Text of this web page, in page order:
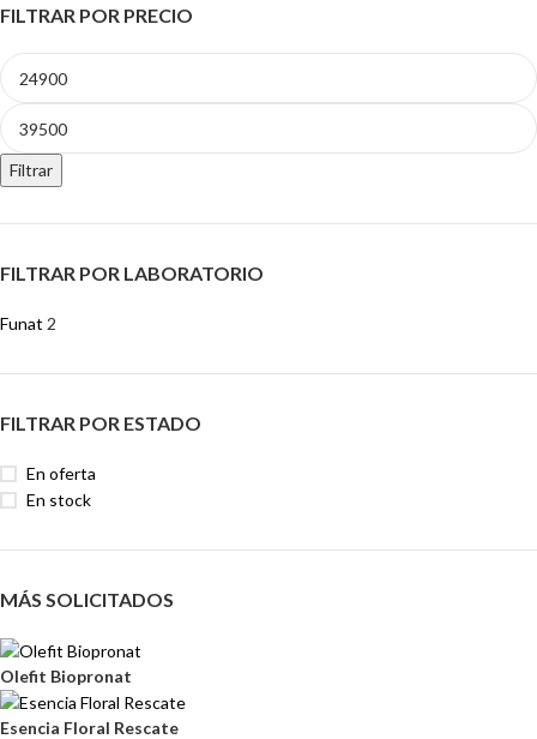
FILTRAR POR PRECIO
Filtrar
FILTRAR POR LABORATORIO
Funat 2
FILTRAR POR ESTADO
En oferta
En stock
MÁS SOLICITADOS
Olefit Biopronat
Esencia Floral Rescate